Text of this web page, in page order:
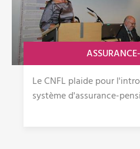
Orange Week
Orange Week 2026
Programme des actions
Week
Le CNFL plaide pour
système d'assurance-